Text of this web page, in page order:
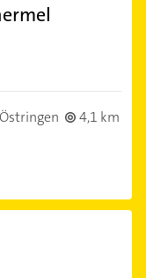
4,1 km